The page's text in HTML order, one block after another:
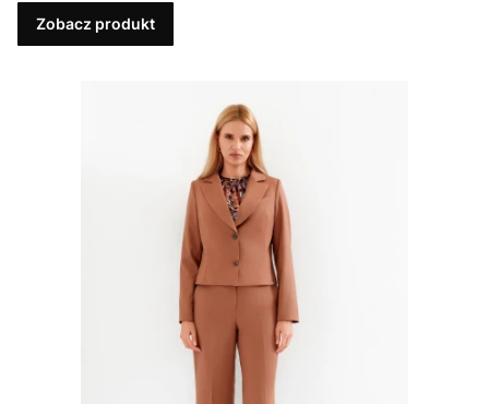
Zobacz produkt